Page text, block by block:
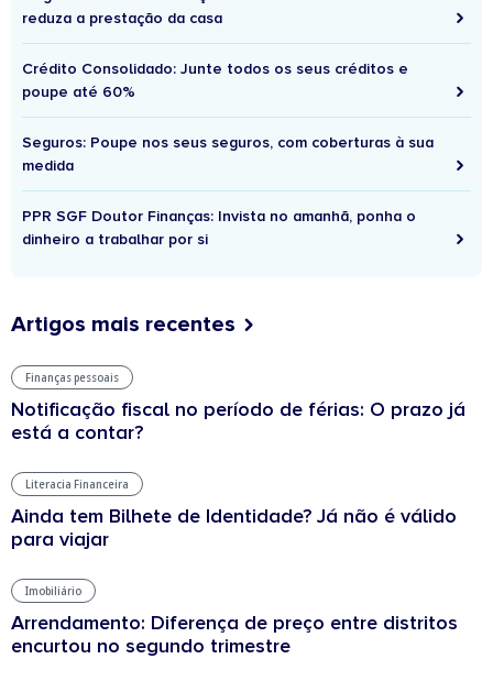
reduza a prestação da casa
Crédito Consolidado: Junte todos os seus créditos e
poupe até 60%
Seguros: Poupe nos seus seguros, com coberturas à sua
medida
PPR SGF Doutor Finanças: Invista no amanhã, ponha o
dinheiro a trabalhar por si
Artigos mais recentes
Finanças pessoais
Notificação fiscal no período de férias: O prazo já
está a contar?
Literacia Financeira
Ainda tem Bilhete de Identidade? Já não é válido
para viajar
Imobiliário
Arrendamento: Diferença de preço entre distritos
encurtou no segundo trimestre